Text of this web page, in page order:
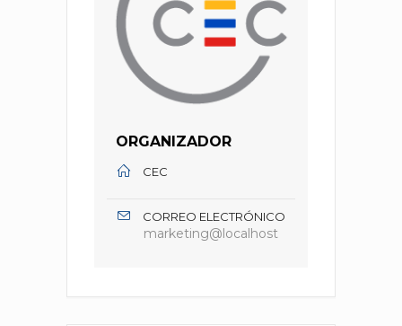
ORGANIZADOR
CEC
CORREO ELECTRÓNICO
marketing@localhost